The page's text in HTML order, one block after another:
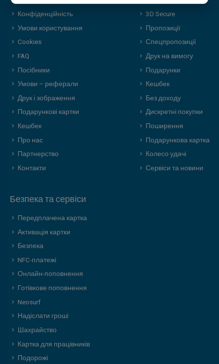
Конфіденційність
Умови користування
Cookies
FAQ
Посібники
Умови – реферали
Друк і зображення
Подарункові картки
Кешбек
Про нас
Партнерство
Контакти
3D Secure
Пропозиції
Спецпропозиції
Друк на вимогу
Подарунки
Кешбек
Без доходу
Дискретні покупки
Поширення
Подарункова картка
Колесо удачі
Сервіси та новини
Безпека та сервіси
Передплачена картка
Активація картки
Безпека
NFC-платежі
Онлайн-поповнення
Готівкове поповнення
Neosurf
Надіслати гроші
Шахрайство
Картка для працівників
Подорожі